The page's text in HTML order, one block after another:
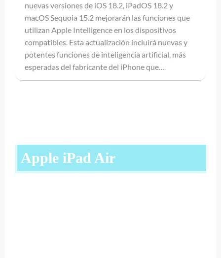
nuevas versiones de iOS 18.2, iPadOS 18.2 y
macOS Sequoia 15.2 mejorarán las funciones que
utilizan Apple Intelligence en los dispositivos
compatibles. Esta actualización incluirá nuevas y
potentes funciones de inteligencia artificial, más
esperadas del fabricante del iPhone que…
Apple iPad Air